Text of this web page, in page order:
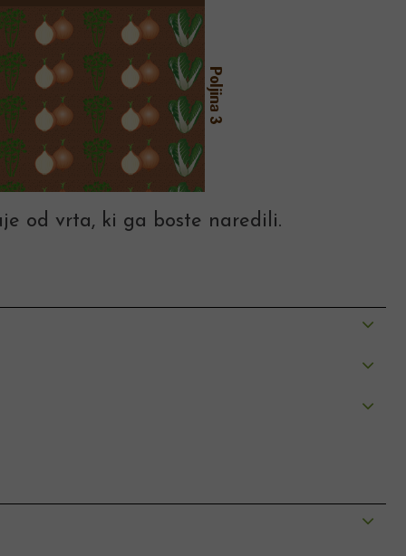
od vrta, ki ga boste naredili.